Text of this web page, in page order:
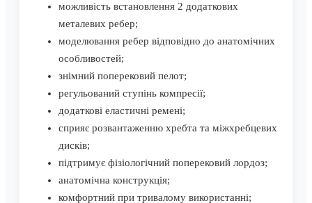
можливість встановлення 2 додаткових
металевих ребер;
моделювання ребер відповідно до анатомічних
особливостей;
знімний поперековий пелот;
регульований ступінь компресії;
додаткові еластичні ремені;
сприяє розвантаженню хребта та міжхребцевих
дисків;
підтримує фізіологічний поперековий лордоз;
анатомічна конструкція;
комфортний при тривалому використанні;